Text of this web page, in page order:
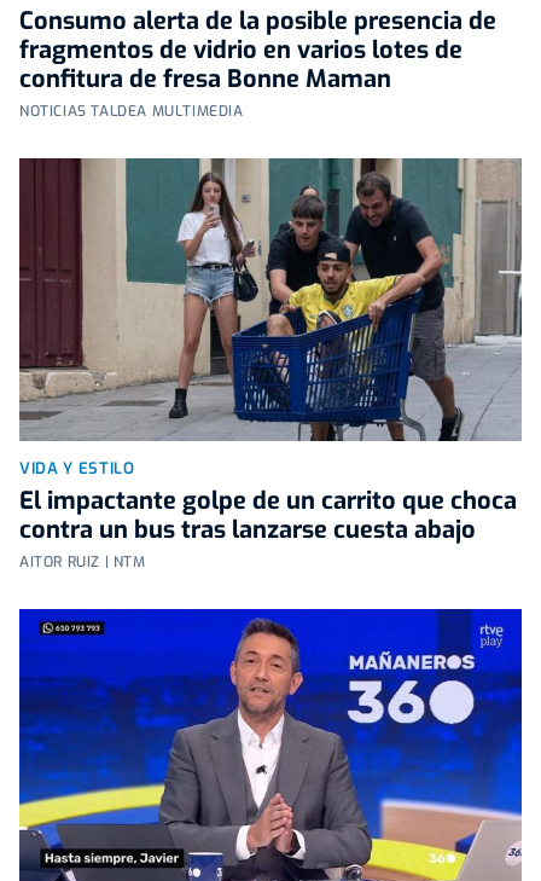
Consumo alerta de la posible presencia de
fragmentos de vidrio en varios lotes de
confitura de fresa Bonne Maman
NOTICIAS TALDEA MULTIMEDIA
VIDA Y ESTILO
El impactante golpe de un carrito que choca
contra un bus tras lanzarse cuesta abajo
AITOR RUIZ | NTM